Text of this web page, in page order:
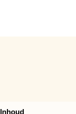
Inhoud